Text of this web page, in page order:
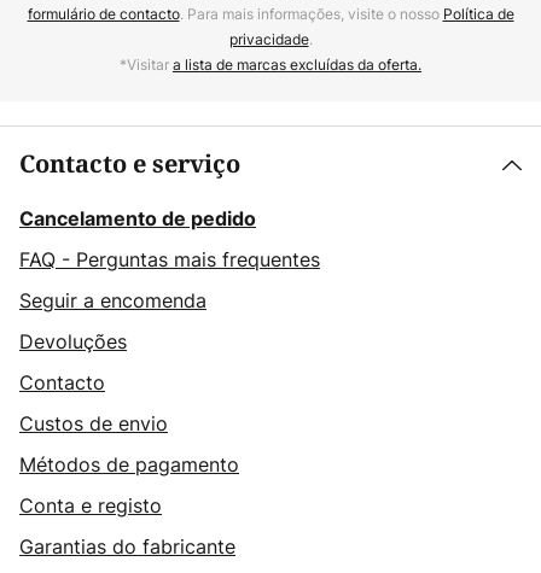
formulário de contacto. Para mais informações, visite o nosso Política de
privacidade.
*Visitara lista de marcas excluídas da oferta.
Contacto e serviço
Cancelamento de pedido
FAQ - Perguntas mais frequentes
Seguir a encomenda
Devoluções
Contacto
Custos de envio
Métodos de pagamento
Conta e registo
Garantias do fabricante